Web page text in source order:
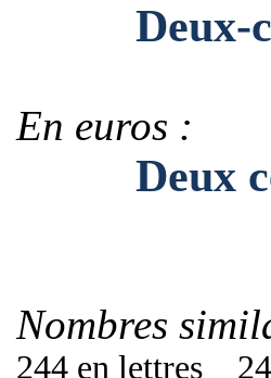
Deux-
En euros :
Deux
Nombres
244 en lettres